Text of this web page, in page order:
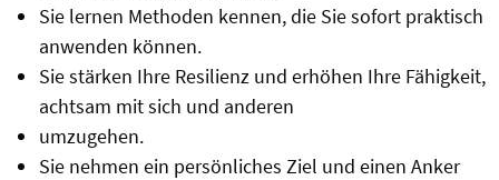
Sie lernen Methoden kennen, die Sie sofort praktisch
anwenden können.
Sie stärken Ihre Resilienz und erhöhen Ihre Fähigkeit,
achtsam mit sich und anderen
umzugehen.
Sie nehmen ein persönliches Ziel und einen Anker